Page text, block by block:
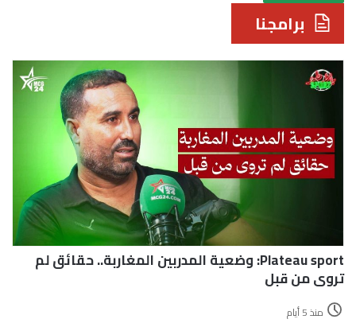
برامجنا
Plateau sport: وضعية المدربين المغاربة.. حقائق لم
تروى من قبل
منذ 5 أيام